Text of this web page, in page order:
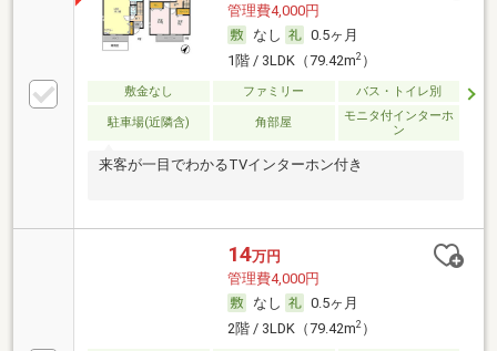
管理費4,000円
なし
0.5ヶ月
1階 / 3LDK（79.42m2）
敷金なし ファミリー バス・トイレ別
駐車場(近隣含) 角部屋
モニタ付インターホ
ン
来客が一目でわかるTVインターホン付き
14万円
管理費4,000円
なし
0.5ヶ月
2階 / 3LDK（79.42m2）